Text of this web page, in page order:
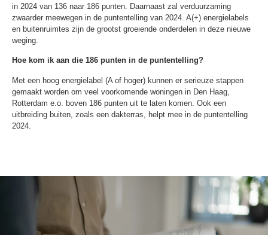
in 2024 van 136 naar 186 punten. Daarnaast zal verduurzaming
zwaarder meewegen in de puntentelling van 2024. A(+) energielabels
en buitenruimtes zijn de grootst groeiende onderdelen in deze nieuwe
weging.
Hoe kom ik aan die 186 punten in de puntentelling?
Met een hoog energielabel (A of hoger) kunnen er serieuze stappen
gemaakt worden om veel voorkomende woningen in Den Haag,
Rotterdam e.o. boven 186 punten uit te laten komen. Ook een
uitbreiding buiten, zoals een dakterras, helpt mee in de puntentelling
2024.